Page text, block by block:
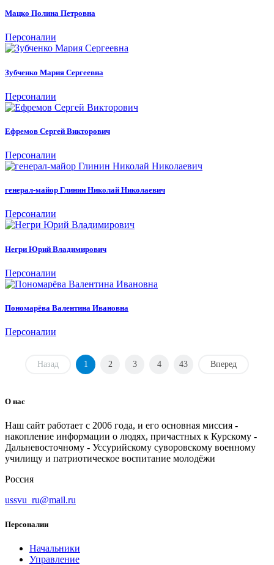
Мацко Полина Петровна
Персоналии
Зубченко Мария Сергеевна
Персоналии
Ефремов Сергей Викторович
Персоналии
генерал-майор Глинин Николай Николаевич
Персоналии
Негри Юрий Владимирович
Персоналии
Пономарёва Валентина Ивановна
Персоналии
Назад 1 2 3 4 43 Вперед
О нас
Наш сайт работает с 2006 года, и его основная миссия -
накопление информации о людях, причастных к Курскому -
Дальневосточному - Уссурийскому суворовскому военному
училищу и патриотическое воспитание молодёжи
Россия
ussvu_ru@mail.ru
Персоналии
Начальники
Управление